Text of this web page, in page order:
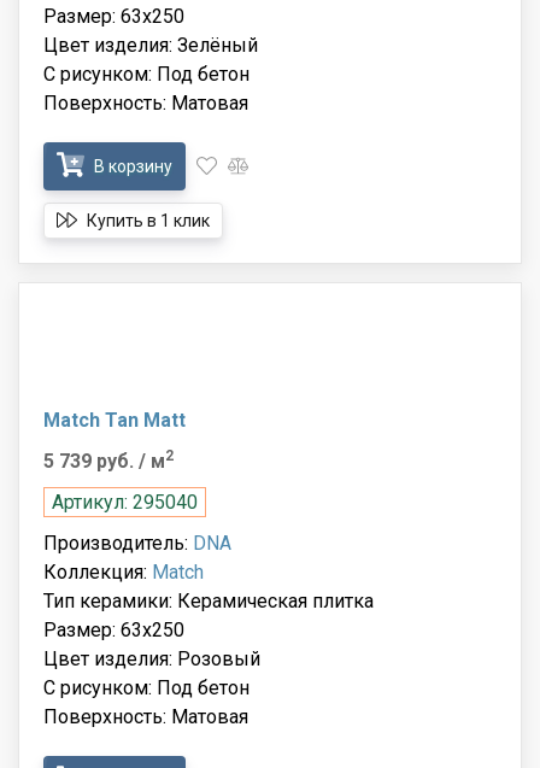
Размер: 63x250
Цвет изделия: Зелёный
С рисунком: Под бетон
Поверхность: Матовая
В корзину
Купить в 1 клик
Match Tan Matt
5 739 руб. / м2
Артикул: 295040
Производитель: DNA
Коллекция: Match
Тип керамики: Керамическая плитка
Размер: 63x250
Цвет изделия: Розовый
С рисунком: Под бетон
Поверхность: Матовая